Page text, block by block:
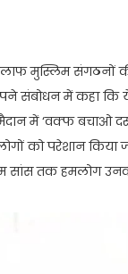
मुस्लिम संगठनों
संबोधन में कहा कि
मैदान में ‘वक्फ बचाओ
को परेशान किया
सांस तक हमलोग